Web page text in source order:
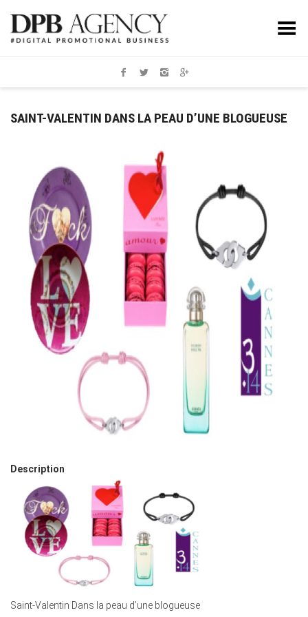
Toggle Menu
SAINT-VALENTIN DANS LA PEAU D’UNE BLOGUEUSE
Description
Saint-Valentin Dans la peau d’une blogueuse